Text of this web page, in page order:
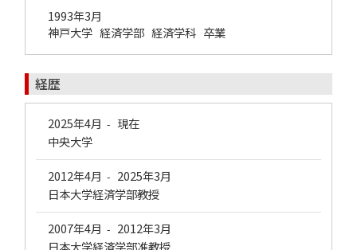
1993年3月
神戸大学 経済学部 経済学科 卒業
経歴
2025年4月 - 現在
中央大学
2012年4月 - 2025年3月
日本大学経済学部教授
2007年4月 - 2012年3月
日本大学経済学部准教授